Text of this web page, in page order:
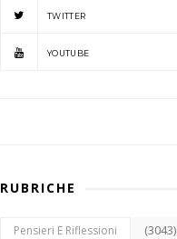
TWITTER
YOUTUBE
RUBRICHE
Pensieri E Riflessioni (3043)